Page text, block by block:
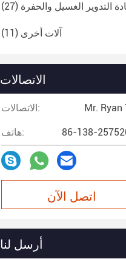
التدوير الغسيل والحفرة (27)
آلات أخرى (11)
الاتصالات
الاتصالات: Mr. Ryan
هاتف: 86-138-
اتصل الآن
أرسل لنا